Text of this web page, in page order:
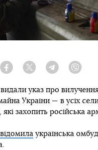
Facebook Twitter Telegram
указ про
України — в усіх
які захопить російська
українська